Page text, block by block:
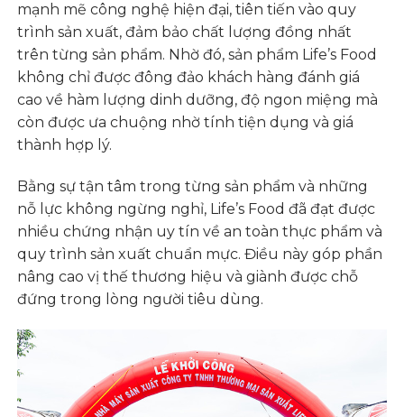
mạnh mẽ công nghệ hiện đại, tiên tiến vào quy
trình sản xuất, đảm bảo chất lượng đồng nhất
trên từng sản phẩm. Nhờ đó, sản phẩm Life’s Food
không chỉ được đông đảo khách hàng đánh giá
cao về hàm lượng dinh dưỡng, độ ngon miệng mà
còn được ưa chuộng nhờ tính tiện dụng và giá
thành hợp lý.
Bằng sự tận tâm trong từng sản phẩm và những
nỗ lực không ngừng nghỉ, Life’s Food đã đạt được
nhiều chứng nhận uy tín về an toàn thực phẩm và
quy trình sản xuất chuẩn mực. Điều này góp phần
nâng cao vị thế thương hiệu và giành được chỗ
đứng trong lòng người tiêu dùng.